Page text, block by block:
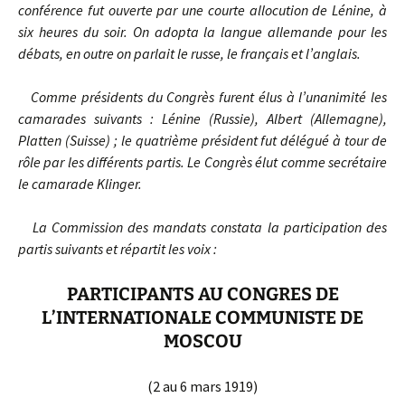
conférence fut ouverte par une courte allocution de Lénine, à
six heures du soir. On adopta la langue allemande pour les
débats, en outre on parlait le russe, le français et l’anglais.
Comme présidents du Congrès furent élus à l’unanimité les
camarades suivants : Lénine (Russie),Albert (Allemagne),
Platten (Suisse) ; le quatrième président fut délégué à tour de
rôle par les différents partis. Le Congrès élut comme secrétaire
le camarade Klinger.
La Commission des mandats constata la participation des
partis suivants et répartit les voix :
PARTICIPANTS AU CONGRES DE
L’INTERNATIONALE COMMUNISTE DE
MOSCOU
(2 au 6 mars 1919)